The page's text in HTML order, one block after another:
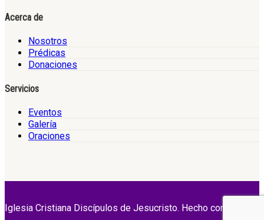
Acerca de
Nosotros
Prédicas
Donaciones
Servicios
Eventos
Galería
Oraciones
Iglesia Cristiana Discípulos de Jesucristo. Hecho con Amor.